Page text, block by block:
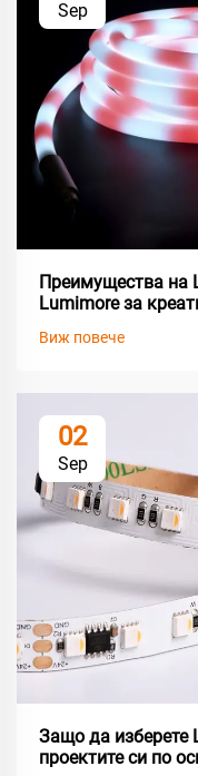
Sep
Преимущества на
Lumimore за
Виж повече
02
Sep
Защо да изберете
проектите си по